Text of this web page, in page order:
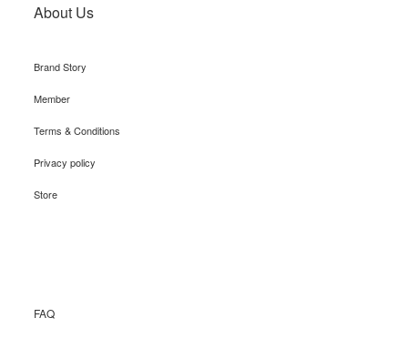
About Us
Brand Story
Member
Terms & Conditions
Privacy policy
Store
FAQ